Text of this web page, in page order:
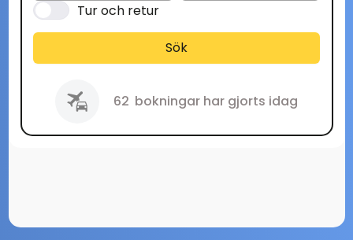
Tur och retur
Sök
62 bokningar har gjorts idag